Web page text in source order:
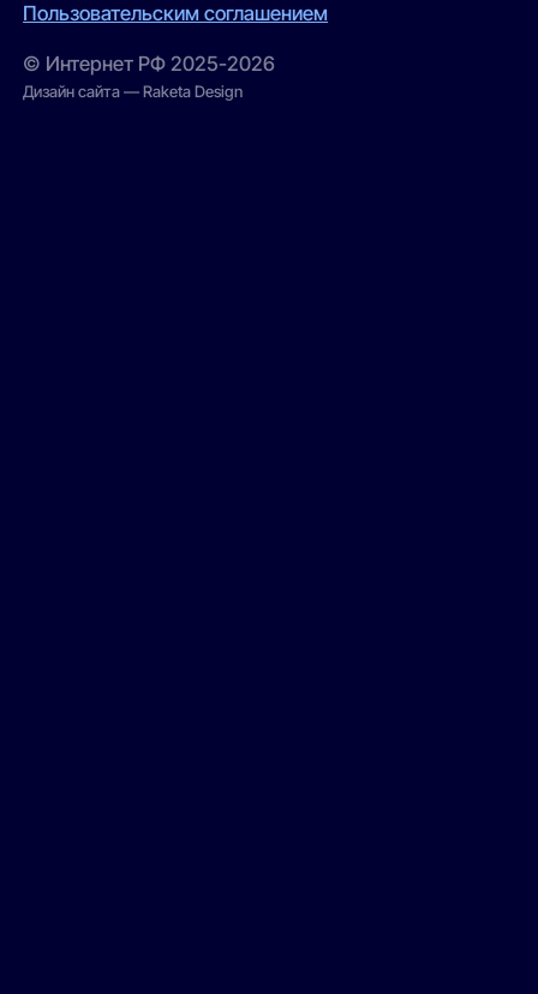
Пользовательским соглашением
© Интернет РФ 2025-2026
Дизайн сайта — Raketa Design